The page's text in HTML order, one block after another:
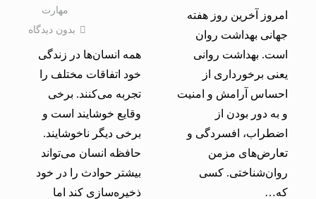
امروز آخرین روز هفته
جهانی بهداشت روان
است. بهداشت روانی
یعنی برخورداری از
احساس آرامش و امنیت
و به دور بودن از
اضطراب، افسردگی و
تعارض‌های مزمن
روان‌شناختی. کسی
که…
مهارت
بدون دیدگاه
همه انسان‌ها در زندگی
خود اتفاقات مختلف را
تجربه می‌كنند. برخی
وقایع خوشایند است و
برخی دیگر ناخوشایند.
حافظه انسان می‌تواند
بیشتر حوادث را در خود
ذخیره‌سازی كند اما